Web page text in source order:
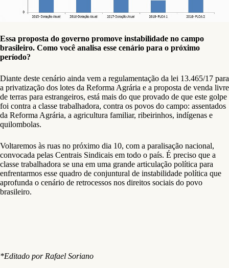
Essa proposta do governo promove instabilidade no campo
brasileiro. Como você analisa esse cenário para o próximo
período?
Diante deste cenário ainda vem a regulamentação da lei 13.465/17 para
a privatização dos lotes da Reforma Agrária e a proposta de venda livre
de terras para estrangeiros, está mais do que provado de que este golpe
foi contra a classe trabalhadora, contra os povos do campo: assentados
da Reforma Agrária, a agricultura familiar, ribeirinhos, indígenas e
quilombolas.
Voltaremos às ruas no próximo dia 10, com a paralisação nacional,
convocada pelas Centrais Sindicais em todo o país. É preciso que a
classe trabalhadora se una em uma grande articulação política para
enfrentarmos esse quadro de conjuntural de instabilidade política que
aprofunda o cenário de retrocessos nos direitos sociais do povo
brasileiro.
*Editado por Rafael Soriano